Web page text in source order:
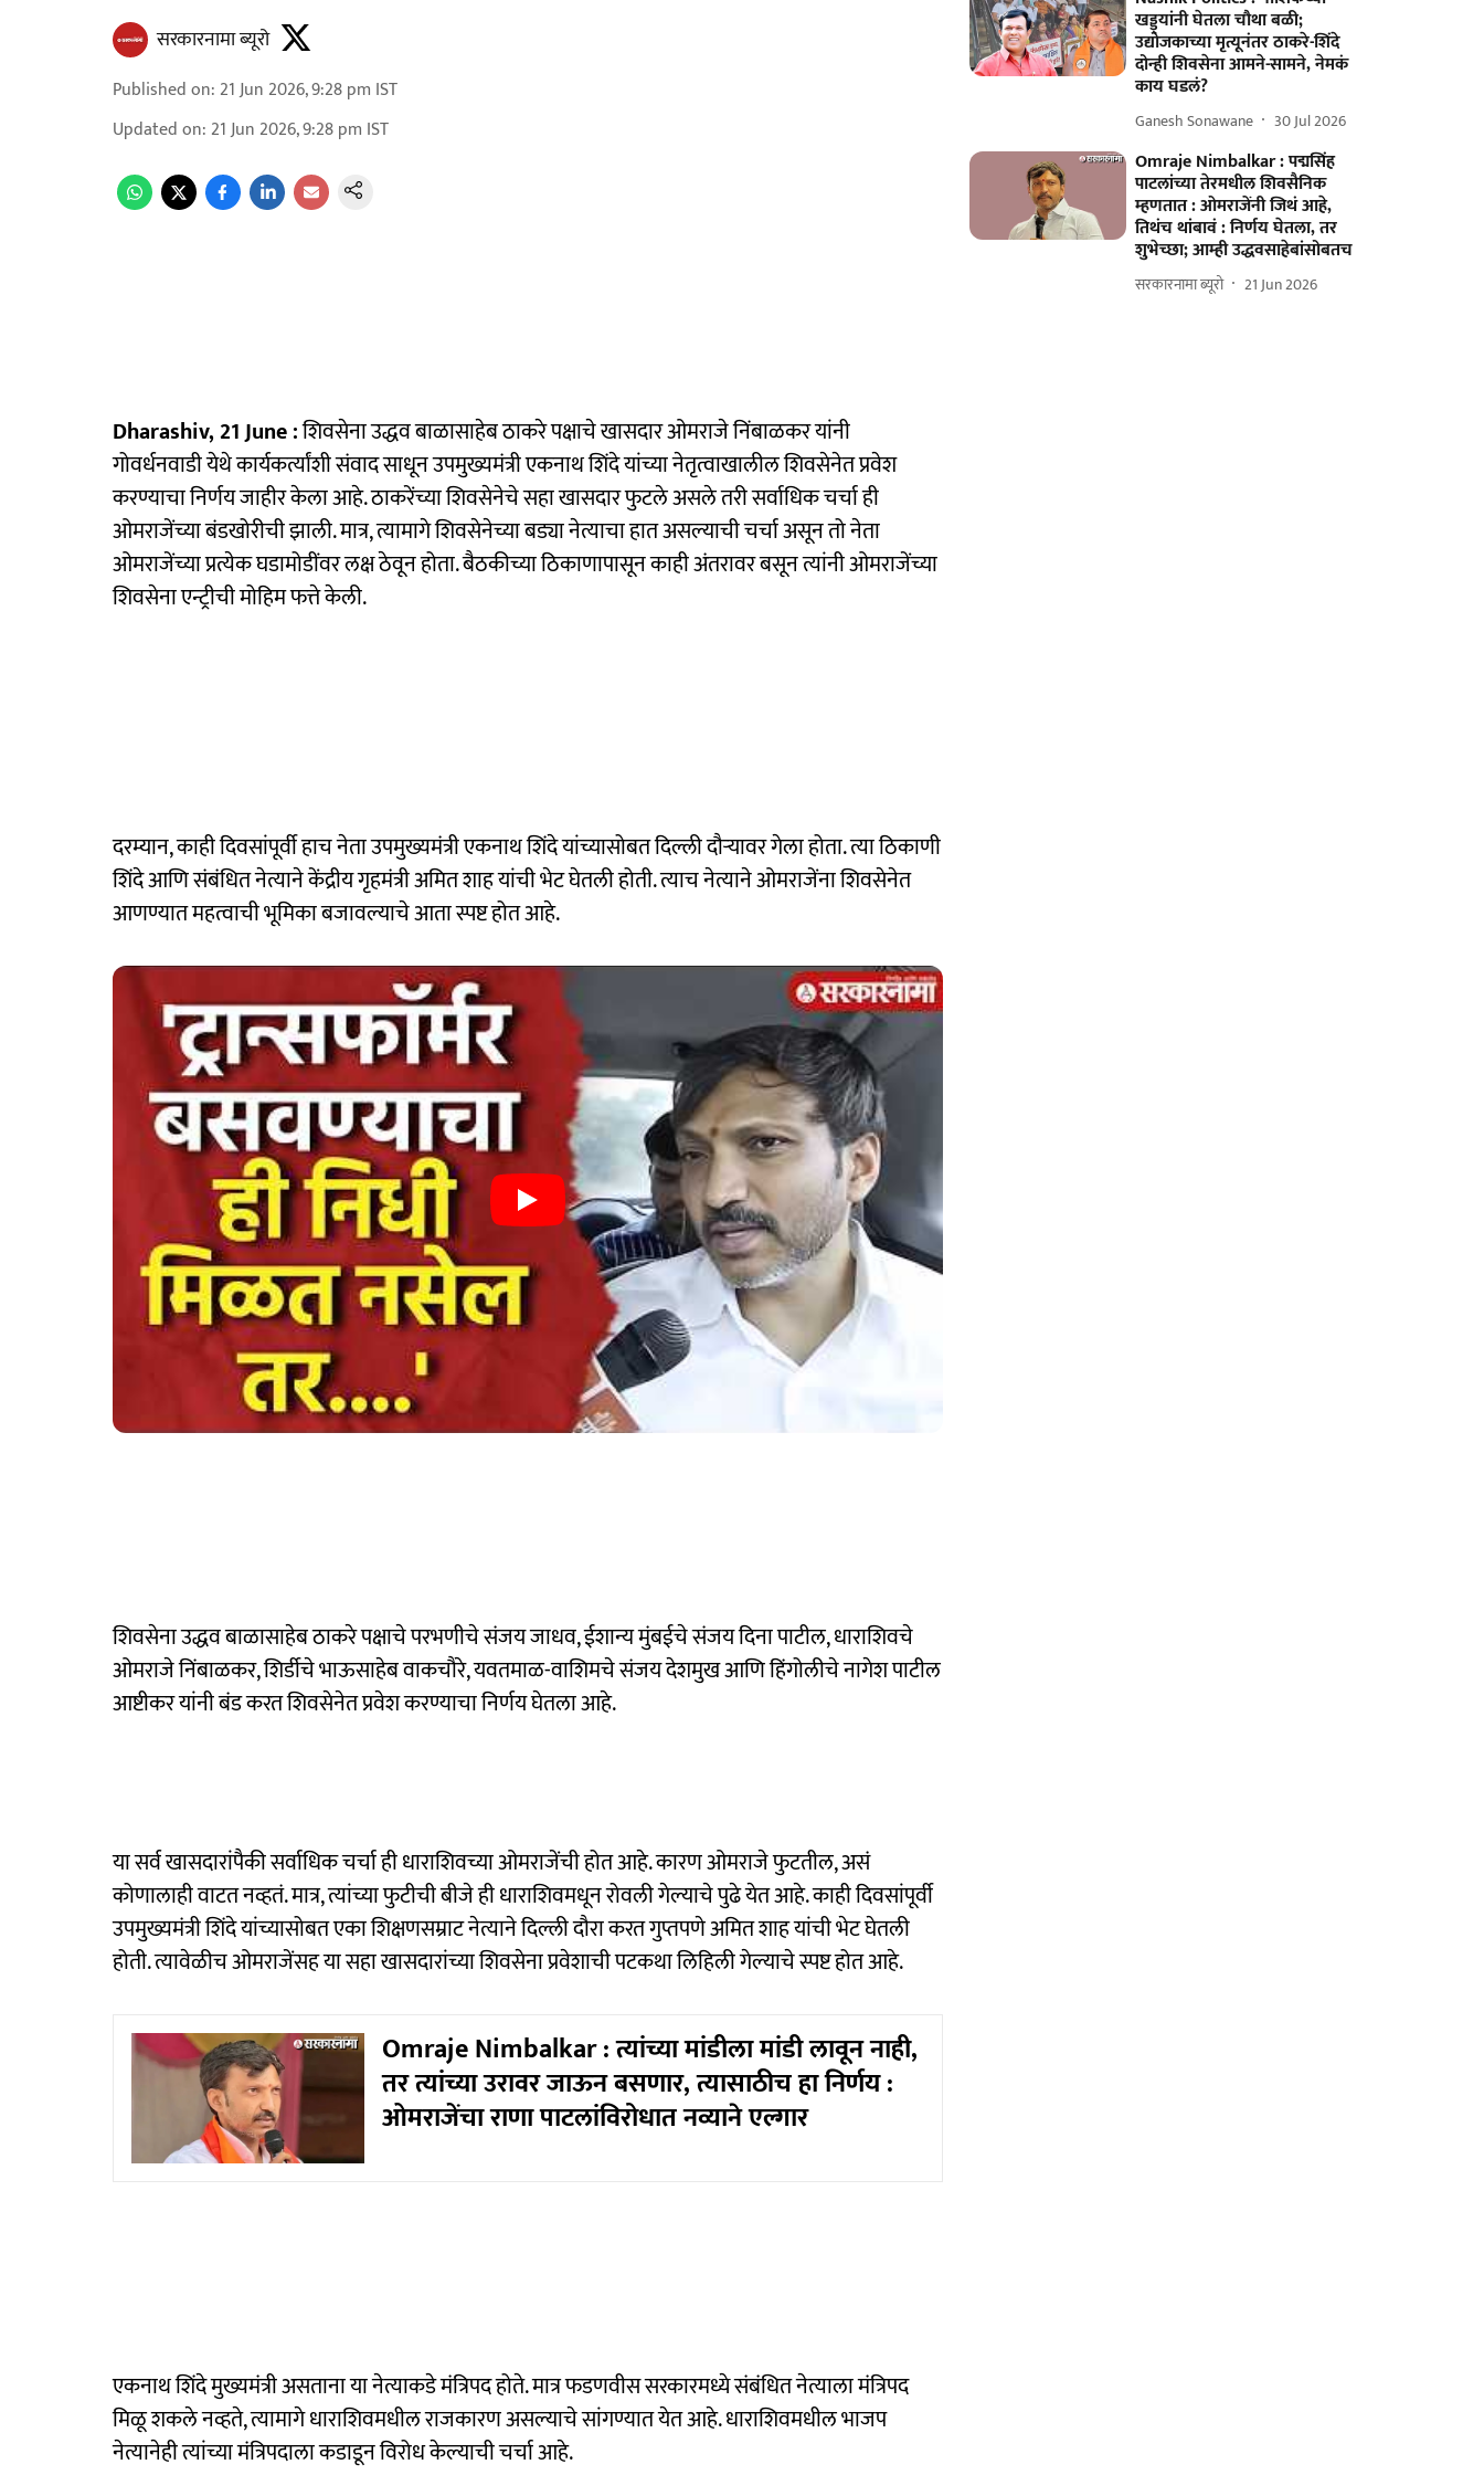
सरकारनामा ब्यूरो
Published on: 21 Jun 2026, 9:28 pm IST
Updated on: 21 Jun 2026, 9:28 pm IST
Dharashiv, 21 June :शिवसेना उद्धव बाळासाहेब ठाकरे पक्षाचे खासदार ओमराजे निंबाळकर यांनी
गोवर्धनवाडी येथे कार्यकर्त्यांशी संवाद साधून उपमुख्यमंत्री एकनाथ शिंदे यांच्या नेतृत्वाखालील शिवसेनेत प्रवेश
करण्याचा निर्णय जाहीर केला आहे. ठाकरेंच्या शिवसेनेचे सहा खासदार फुटले असले तरी सर्वाधिक चर्चा ही
ओमराजेंच्या बंडखोरीची झाली. मात्र, त्यामागे शिवसेनेच्या बड्या नेत्याचा हात असल्याची चर्चा असून तो नेता
ओमराजेंच्या प्रत्येक घडामोडींवर लक्ष ठेवून होता. बैठकीच्या ठिकाणापासून काही अंतरावर बसून त्यांनी ओमराजेंच्या
शिवसेना एन्ट्रीची मोहिम फत्ते केली.
दरम्यान, काही दिवसांपूर्वी हाच नेता उपमुख्यमंत्री एकनाथ शिंदे यांच्यासोबत दिल्ली दौऱ्यावर गेला होता. त्या ठिकाणी
शिंदे आणि संबंधित नेत्याने केंद्रीय गृहमंत्री अमित शाह यांची भेट घेतली होती. त्याच नेत्याने ओमराजेंना शिवसेनेत
आणण्यात महत्वाची भूमिका बजावल्याचे आता स्पष्ट होत आहे.
शिवसेना उद्धव बाळासाहेब ठाकरे पक्षाचे परभणीचे संजय जाधव, ईशान्य मुंबईचे संजय दिना पाटील, धाराशिवचे
ओमराजे निंबाळकर, शिर्डीचे भाऊसाहेब वाकचौरे, यवतमाळ-वाशिमचे संजय देशमुख आणि हिंगोलीचे नागेश पाटील
आष्टीकर यांनी बंड करत शिवसेनेत प्रवेश करण्याचा निर्णय घेतला आहे.
या सर्व खासदारांपैकी सर्वाधिक चर्चा ही धाराशिवच्या ओमराजेंची होत आहे. कारण ओमराजे फुटतील, असं
कोणालाही वाटत नव्हतं. मात्र, त्यांच्या फुटीची बीजे ही धाराशिवमधून रोवली गेल्याचे पुढे येत आहे. काही दिवसांपूर्वी
उपमुख्यमंत्री शिंदे यांच्यासोबत एका शिक्षणसम्राट नेत्याने दिल्ली दौरा करत गुप्तपणे अमित शाह यांची भेट घेतली
होती. त्यावेळीच ओमराजेंसह या सहा खासदारांच्या शिवसेना प्रवेशाची पटकथा लिहिली गेल्याचे स्पष्ट होत आहे.
Omraje Nimbalkar : त्यांच्या मांडीला मांडी लावून नाही,
तर त्यांच्या उरावर जाऊन बसणार, त्यासाठीच हा निर्णय :
ओमराजेंचा राणा पाटलांविरोधात नव्याने एल्गार
एकनाथ शिंदे मुख्यमंत्री असताना या नेत्याकडे मंत्रिपद होते. मात्र फडणवीस सरकारमध्ये संबंधित नेत्याला मंत्रिपद
मिळू शकले नव्हते, त्यामागे धाराशिवमधील राजकारण असल्याचे सांगण्यात येत आहे. धाराशिवमधील भाजप
नेत्यानेही त्यांच्या मंत्रिपदाला कडाडून विरोध केल्याची चर्चा आहे.
खड्ड्यांनी घेतला चौथा बळी;
उद्योजकाच्या मृत्यूनंतर ठाकरे-शिंदे
दोन्ही शिवसेना आमने-सामने, नेमकं
काय घडलं?
Ganesh Sonawane 30 Jul 2026
Omraje Nimbalkar : पद्मसिंह
पाटलांच्या तेरमधील शिवसैनिक
म्हणतात : ओमराजेंनी जिथं आहे,
तिथंच थांबावं : निर्णय घेतला, तर
शुभेच्छा; आम्ही उद्धवसाहेबांसोबतच
सरकारनामा ब्यूरो 21 Jun 2026